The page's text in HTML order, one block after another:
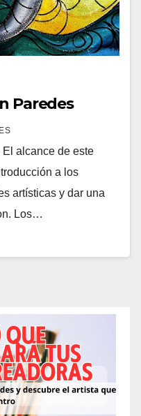
Paredes
alcance de este
a los
artísticas y dar una
Los…